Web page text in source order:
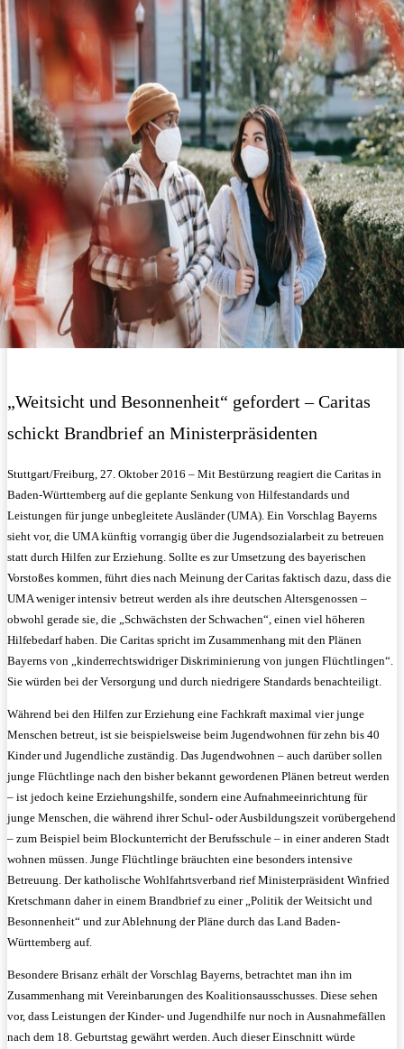
„Weitsicht und Besonnenheit“ gefordert – Caritas
schickt Brandbrief an Ministerpräsidenten
Stuttgart/Freiburg, 27. Oktober 2016 – Mit Bestürzung reagiert die Caritas in
Baden-Württemberg auf die geplante Senkung von Hilfestandards und
Leistungen für junge unbegleitete Ausländer (UMA). Ein Vorschlag Bayerns
sieht vor, die UMA künftig vorrangig über die Jugendsozialarbeit zu betreuen
statt durch Hilfen zur Erziehung. Sollte es zur Umsetzung des bayerischen
Vorstoßes kommen, führt dies nach Meinung der Caritas faktisch dazu, dass die
UMA weniger intensiv betreut werden als ihre deutschen Altersgenossen –
obwohl gerade sie, die „Schwächsten der Schwachen“, einen viel höheren
Hilfebedarf haben. Die Caritas spricht im Zusammenhang mit den Plänen
Bayerns von „kinderrechtswidriger Diskriminierung von jungen Flüchtlingen“.
Sie würden bei der Versorgung und durch niedrigere Standards benachteiligt.
Während bei den Hilfen zur Erziehung eine Fachkraft maximal vier junge
Menschen betreut, ist sie beispielsweise beim Jugendwohnen für zehn bis 40
Kinder und Jugendliche zuständig. Das Jugendwohnen – auch darüber sollen
junge Flüchtlinge nach den bisher bekannt gewordenen Plänen betreut werden
– ist jedoch keine Erziehungshilfe, sondern eine Aufnahmeeinrichtung für
junge Menschen, die während ihrer Schul- oder Ausbildungszeit vorübergehend
– zum Beispiel beim Blockunterricht der Berufsschule – in einer anderen Stadt
wohnen müssen. Junge Flüchtlinge bräuchten eine besonders intensive
Betreuung. Der katholische Wohlfahrtsverband rief Ministerpräsident Winfried
Kretschmann daher in einem Brandbrief zu einer „Politik der Weitsicht und
Besonnenheit“ und zur Ablehnung der Pläne durch das Land Baden-
Württemberg auf.
Besondere Brisanz erhält der Vorschlag Bayerns, betrachtet man ihn im
Zusammenhang mit Vereinbarungen des Koalitionsausschusses. Diese sehen
vor, dass Leistungen der Kinder- und Jugendhilfe nur noch in Ausnahmefällen
nach dem 18. Geburtstag gewährt werden. Auch dieser Einschnitt würde